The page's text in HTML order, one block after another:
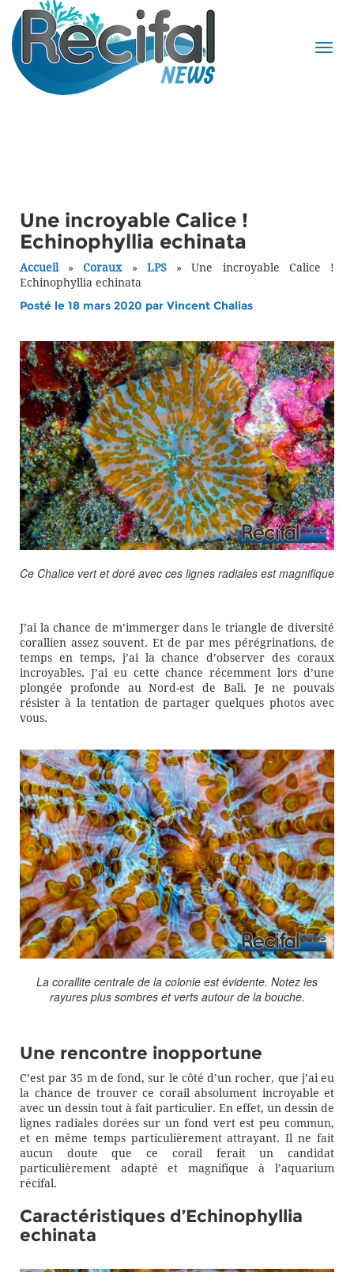
Une incroyable Calice !
Echinophyllia echinata
Accueil»Coraux» LPS»Une incroyable Calice !
Echinophyllia echinata
Posté le 18 mars 2020 par Vincent Chalias
Ce Chalice vert et doré avec ces lignes radiales est magnifique
J’ai la chance de m’immerger dans le triangle de diversité
corallien assez souvent. Et de par mes pérégrinations, de
temps en temps, j’ai la chance d’observer des coraux
incroyables. J’ai eu cette chance récemment lors d’une
plongée profonde au Nord-est de Bali. Je ne pouvais
résister à la tentation de partager quelques photos avec
vous.
La corallite centrale de la colonie est évidente. Notez les
rayures plus sombres et verts autour de la bouche.
Une rencontre inopportune
C’est par 35 m de fond, sur le côté d’un rocher, que j’ai eu
la chance de trouver ce corail absolument incroyable et
avec un dessin tout à fait particulier. En effet, un dessin de
lignes radiales dorées sur un fond vert est peu commun,
et en même temps particulièrement attrayant. Il ne fait
aucun doute que ce corail ferait un candidat
particulièrement adapté et magnifique à l’aquarium
récifal.
Caractéristiques d’Echinophyllia
echinata